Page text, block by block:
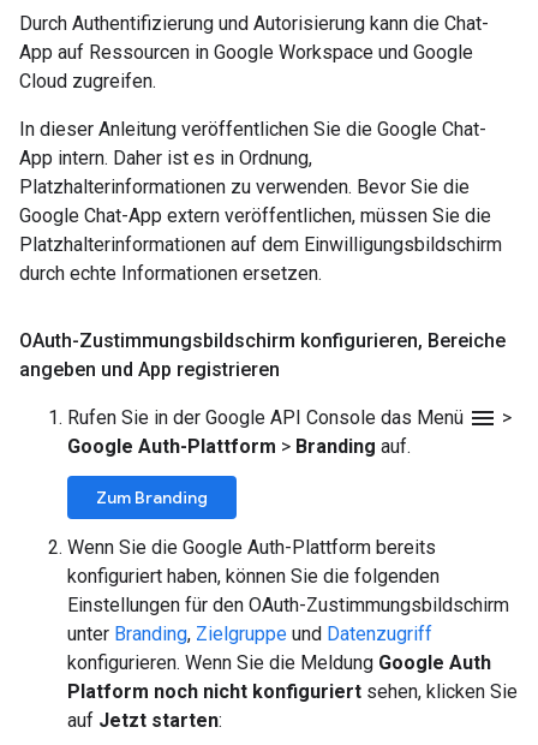
Durch Authentifizierung und Autorisierung kann die Chat-
App auf Ressourcen in Google Workspace und Google
Cloud zugreifen.
In dieser Anleitung veröffentlichen Sie die Google Chat-
App intern. Daher ist es in Ordnung,
Platzhalterinformationen zu verwenden. Bevor Sie die
Google Chat-App extern veröffentlichen, müssen Sie die
Platzhalterinformationen auf dem Einwilligungsbildschirm
durch echte Informationen ersetzen.
OAuth-Zustimmungsbildschirm konfigurieren, Bereiche
angeben und App registrieren
Rufen Sie in der Google API Console das Menü menu >
Google Auth-Plattform > Branding auf.
Zum Branding
Wenn Sie die Google Auth-Plattform bereits
konfiguriert haben, können Sie die folgenden
Einstellungen für den OAuth-Zustimmungsbildschirm
unter Branding, Zielgruppe und Datenzugriff
konfigurieren. Wenn Sie die Meldung Google Auth
Platform noch nicht konfiguriert sehen, klicken Sie
auf Jetzt starten: